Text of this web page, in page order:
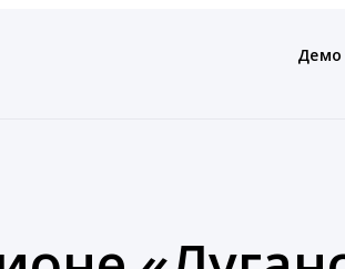
Демо